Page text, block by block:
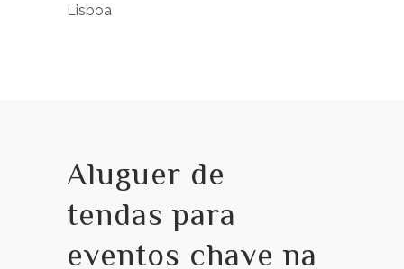
Aluguer de
tendas para
eventos chave na